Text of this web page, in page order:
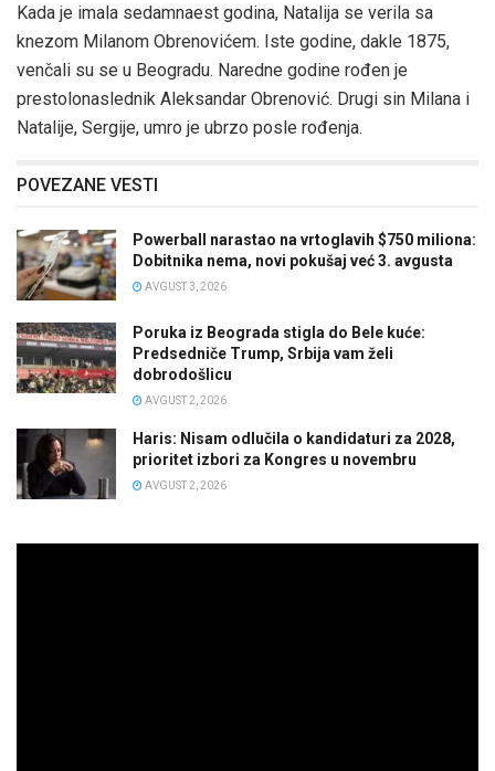
Kada je imala sedamnaest godina, Natalija se verila sa
knezom Milanom Obrenovićem. Iste godine, dakle 1875,
venčali su se u Beogradu. Naredne godine rođen je
prestolonaslednik Aleksandar Obrenović. Drugi sin Milana i
Natalije, Sergije, umro je ubrzo posle rođenja.
POVEZANE VESTI
Powerball narastao na vrtoglavih $750 miliona:
Dobitnika nema, novi pokušaj već 3. avgusta
AVGUST 3, 2026
Poruka iz Beograda stigla do Bele kuće:
Predsedniče Trump, Srbija vam želi
dobrodošlicu
AVGUST 2, 2026
Haris: Nisam odlučila o kandidaturi za 2028,
prioritet izbori za Kongres u novembru
AVGUST 2, 2026